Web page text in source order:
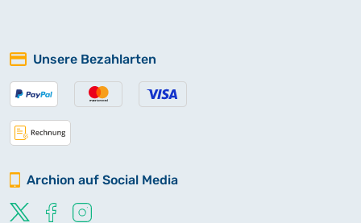
Unsere Bezahlarten
Archion auf Social Media